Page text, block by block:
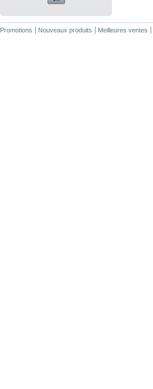
Promotions Nouveaux produits Meilleures ventes